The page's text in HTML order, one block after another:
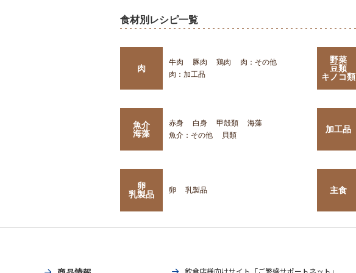
食材別レシピ一覧
肉
牛肉 豚肉 鶏肉
肉：その他
肉：加工品
野菜
豆類
キノコ類
魚介
海藻
赤身 白身 甲殻類
海藻
魚介：その他
貝類
加工品
卵
乳製品
卵 乳製品 主食
飲食店様向けサイト「ご繁盛サポートネット」